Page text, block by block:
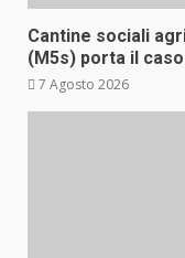
Cantine sociali
(M5s) porta il caso
7 Agosto 2026